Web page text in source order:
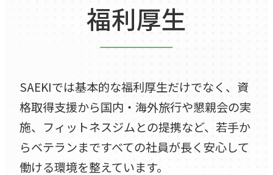
福利厚生
SAEKIでは基本的な福利厚生だけでなく、資
格取得支援から国内・海外旅行や懇親会の実
施、フィットネスジムとの提携など、若手か
らベテランまですべての社員が長く安心して
働ける環境を整えています。